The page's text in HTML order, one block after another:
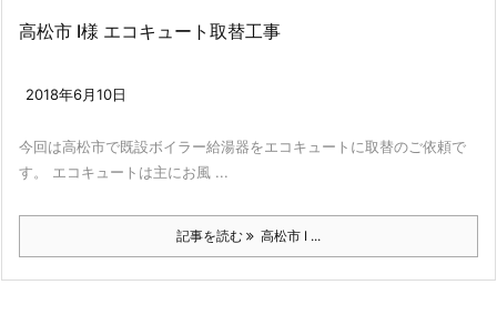
高松市 I様 エコキュート取替工事
2018年6月10日
今回は高松市で既設ボイラー給湯器をエコキュートに取替のご依頼で
す。 エコキュートは主にお風 ...
記事を読む 高松市 I ...